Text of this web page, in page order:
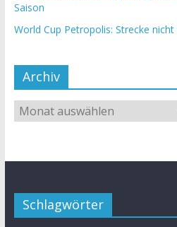
Saison
World Cup Petropolis: Strecke
Archiv
Schlagwörter